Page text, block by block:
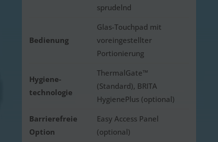
sprudelnd
Bedienung
Glas-Touchpad mit
voreingestellter
Portionierung
Hygiene­
technologie
ThermalGate™
(Standard), BRITA
HygienePlus (optional)
Barrierefreie
Option
Easy Access Panel
(optional)